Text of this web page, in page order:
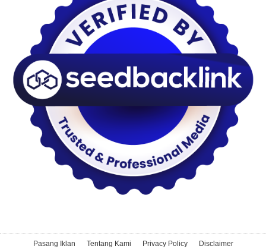
Pasang Iklan Tentang Kami Privacy Policy
Disclaimer